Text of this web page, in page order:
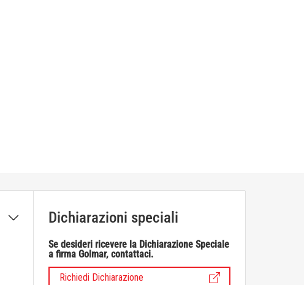
Dichiarazioni speciali
Se desideri ricevere la Dichiarazione Speciale
a firma Golmar, contattaci.
Richiedi Dichiarazione